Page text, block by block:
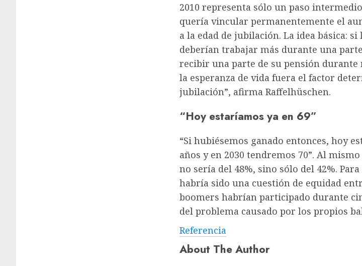
2010 representa sólo un paso
quería vincular permanentemente el
a la edad de jubilación. La idea básica:
deberían trabajar más durante una
recibir una parte de su pensión durante
la esperanza de vida fuera el factor
jubilación”, afirma Raffelhüschen.
“Hoy estaríamos ya en 69”
“Si hubiésemos ganado entonces, hoy
años y en 2030 tendremos 70”. Al
no sería del 48%, sino sólo del 42%.
habría sido una cuestión de equidad
boomers habrían participado durante
del problema causado por los propios
Referencia
About The Author